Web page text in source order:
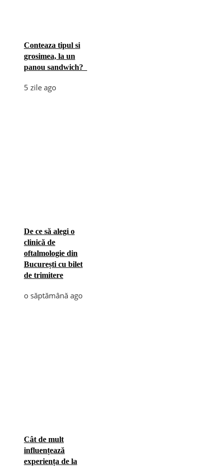
Conteaza tipul si
grosimea, la un
panou sandwich?
5 zile ago
De ce să alegi o
clinică de
oftalmologie din
București cu bilet
de trimitere
o săptămână ago
Cât de mult
influențează
experiența de la